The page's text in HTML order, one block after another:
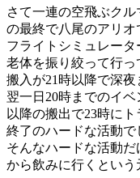
さて一連の空飛ぶクル
の最終で八尾のアリオ
フライトシミュレータ
老体を振り絞って行っ
搬入が21時以降で深夜
翌一日20時までのイ
以降の搬出で23時に
終了のハードな活動で
そんなハードな活動
から飲みに行くという